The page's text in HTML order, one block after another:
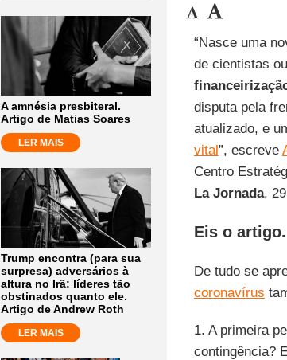
A amnésia presbiteral.
Artigo de Matias Soares
LER MAIS
Trump encontra (para sua
surpresa) adversários à
altura no Irã: líderes tão
obstinados quanto ele.
Artigo de Andrew Roth
LER MAIS
“Nasce uma
de cientistas
disputa pela
atualizado, e
vital”, escreve
Centro
La Jornada,
Eis o artigo.
De tudo se
coronavírus
1. A primeira
contingência?